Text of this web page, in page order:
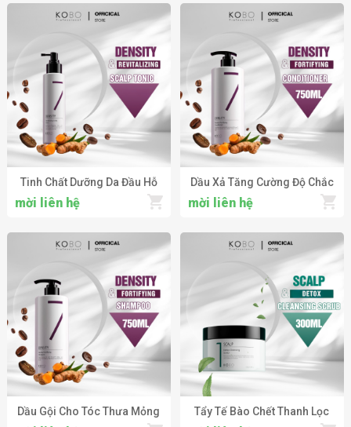
Tinh Chất Dưỡng Da Đầu Hỗ
Trợ Giảm Gãy Rụng & Tăng
Professional Revitalizing
Scalp Tonic
mời liên hệ
Dầu Xả Tăng Cường Độ Chắc
Khỏe Cho Tóc Thưa Mỏng
Fortifying Conditioner
mời liên hệ
Dầu Gội Cho Tóc Thưa Mỏng
Tẩy Tế Bào Chết Thanh Lọc